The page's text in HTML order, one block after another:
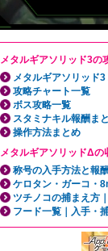
メタルギアソリッド3の
メタルギアソリッド3
攻略チャート一覧
ボス攻略一覧
スタミナキル報酬ま
操作方法まとめ
メタルギアソリッドΔの
称号の入手方法と報
ケロタン・ガーコ・
ツチノコの捕まえ方
フード一覧｜入手・